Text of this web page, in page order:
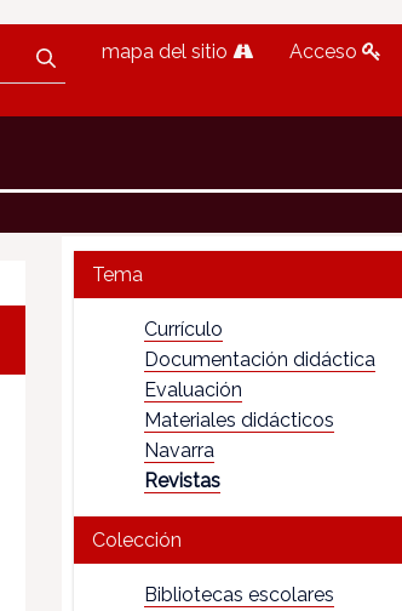
mapa del sitio Acceso
Tema
Currículo
Documentación didáctica
Evaluación
Materiales didácticos
Navarra
Revistas
Colección
Bibliotecas escolares